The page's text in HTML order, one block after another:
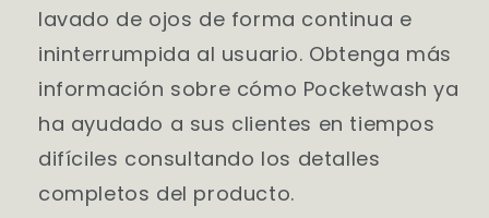
lavado de ojos de forma continua e
ininterrumpida al usuario. Obtenga más
información sobre cómo Pocketwash ya
ha ayudado a sus clientes en tiempos
difíciles consultando los detalles
completos del producto.